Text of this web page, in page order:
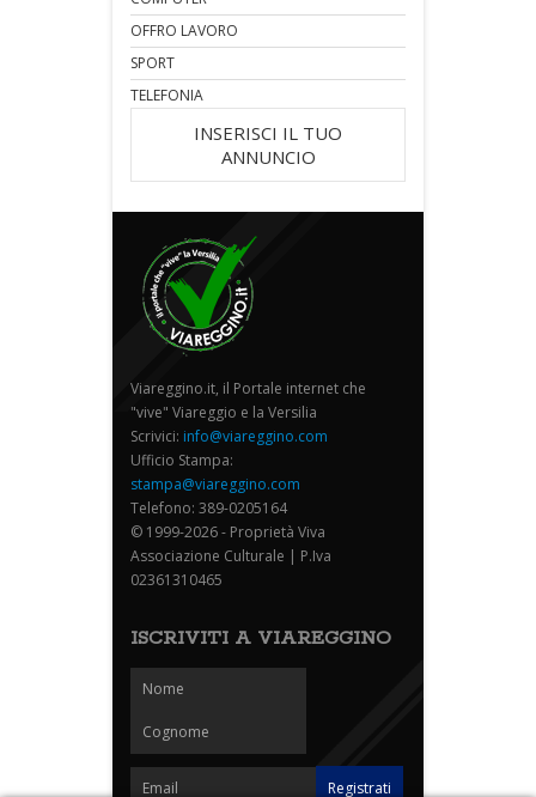
OFFRO LAVORO
SPORT
TELEFONIA
INSERISCI IL TUO
ANNUNCIO
Viareggino.it, il Portale internet che
"vive" Viareggio e la Versilia
Scrivici: info@viareggino.com
Ufficio Stampa:
stampa@viareggino.com
Telefono: 389-0205164
© 1999-2026 - Proprietà Viva
Associazione Culturale | P.Iva
02361310465
ISCRIVITI A VIAREGGINO